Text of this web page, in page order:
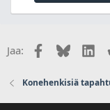
Jaa: Facebook
Bluesky
Konehenkisiä